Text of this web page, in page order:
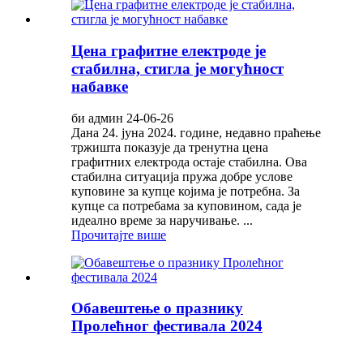
Цена графитне електроде је
стабилна, стигла је могућност
набавке
би админ 24-06-26
Дана 24. јуна 2024. године, недавно праћење
тржишта показује да тренутна цена
графитних електрода остаје стабилна. Ова
стабилна ситуација пружа добре услове
куповине за купце којима је потребна. За
купце са потребама за куповином, сада је
идеално време за наручивање. ...
Прочитајте више
Обавештење о празнику
Пролећног фестивала 2024